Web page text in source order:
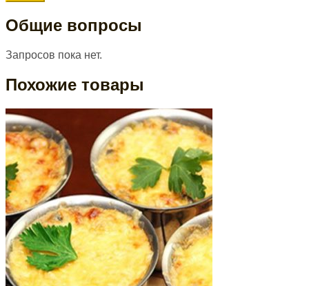
Общие вопросы
Запросов пока нет.
Похожие товары